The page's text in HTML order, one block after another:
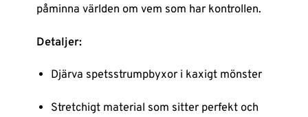
påminna världen om vem som har kontrollen.
Detaljer:
Djärva spetsstrumpbyxor i kaxigt mönster
Stretchigt material som sitter perfekt och